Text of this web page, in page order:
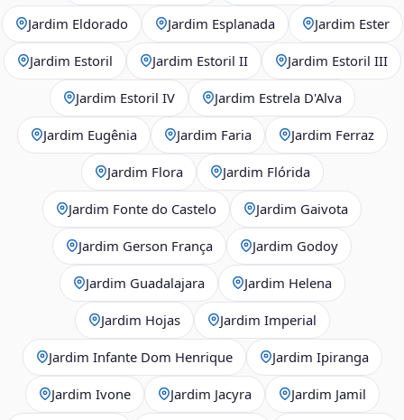
Jardim Eldorado Jardim Esplanada Jardim Ester
Jardim Estoril Jardim Estoril II Jardim Estoril III
Jardim Estoril IV Jardim Estrela D'Alva
Jardim Eugênia Jardim Faria Jardim Ferraz
Jardim Flora Jardim Flórida
Jardim Fonte do Castelo Jardim Gaivota
Jardim Gerson França Jardim Godoy
Jardim Guadalajara Jardim Helena
Jardim Hojas Jardim Imperial
Jardim Infante Dom Henrique Jardim Ipiranga
Jardim Ivone Jardim Jacyra Jardim Jamil